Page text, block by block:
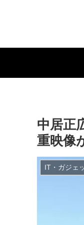
中居正
重映像
IT・ガジェ